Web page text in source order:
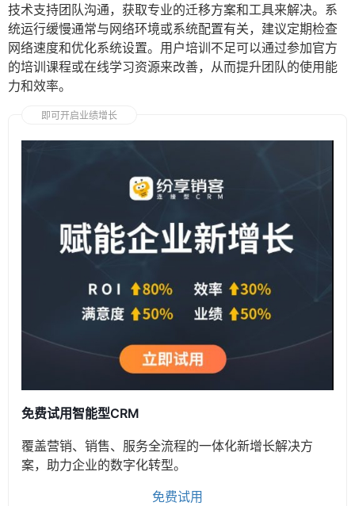
技术支持团队沟通，获取专业的迁移方案和工具来解决。系
统运行缓慢通常与网络环境或系统配置有关，建议定期检查
网络速度和优化系统设置。用户培训不足可以通过参加官方
的培训课程或在线学习资源来改善，从而提升团队的使用能
力和效率。
即可开启业绩增长
免费试用智能型CRM
覆盖营销、销售、服务全流程的一体化新增长解决方
案，助力企业的数字化转型。
免费试用